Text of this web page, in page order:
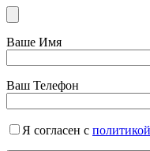
Ваше Имя
Ваш Телефон
Я согласен с